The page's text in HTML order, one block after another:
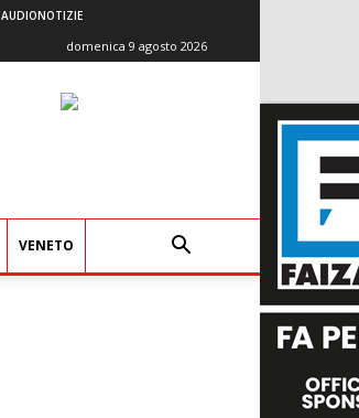
AUDIONOTIZIE
domenica 9 agosto 2026
VENETO